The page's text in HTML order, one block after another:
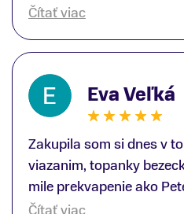
ďakujem špecialistovi
lyžiarskej obuvi, ako aj
Atomic; Pán Martin
odbornosťou otvoril nové
som sa, vďaka jeho
zákazníkovi, up-to-date
trendoch v lyžiarských
predajne NajŠport som
nového lyžiarského
Čítať viac
Eva Veľká
Zakupila som si dnes v
viazanim, topanky
mile prekvapenie ako
obsluhoval mal prehlad,
Čítať viac